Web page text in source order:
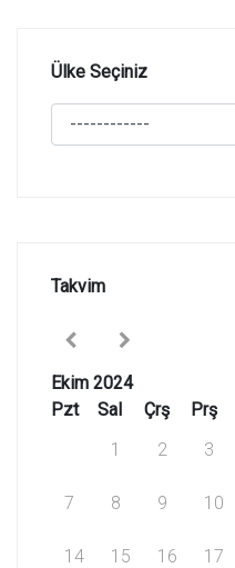
Ülke Seçiniz
Takvim
Ekim 2024
Pzt
Sal Çrş Prş
1
2 3
7 8 9 10
14 15 16 17